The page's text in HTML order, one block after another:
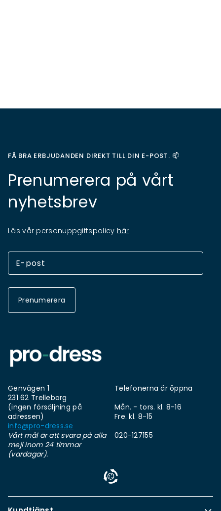
FÅ BRA ERBJUDANDEN DIREKT TILL DIN E-POST. 📫
Prenumerera på vårt
nyhetsbrev
Läs vår personuppgiftspolicy här
Prenumerera
Genvägen 1
231 62 Trelleborg
(ingen försäljning på
adressen)
info@pro-dress.se
Vårt mål är att svara på alla
mejl inom 24 timmar
(vardagar).
Telefonerna är öppna
Mån. - tors. kl. 8-16
Fre. kl. 8-15
020-127155